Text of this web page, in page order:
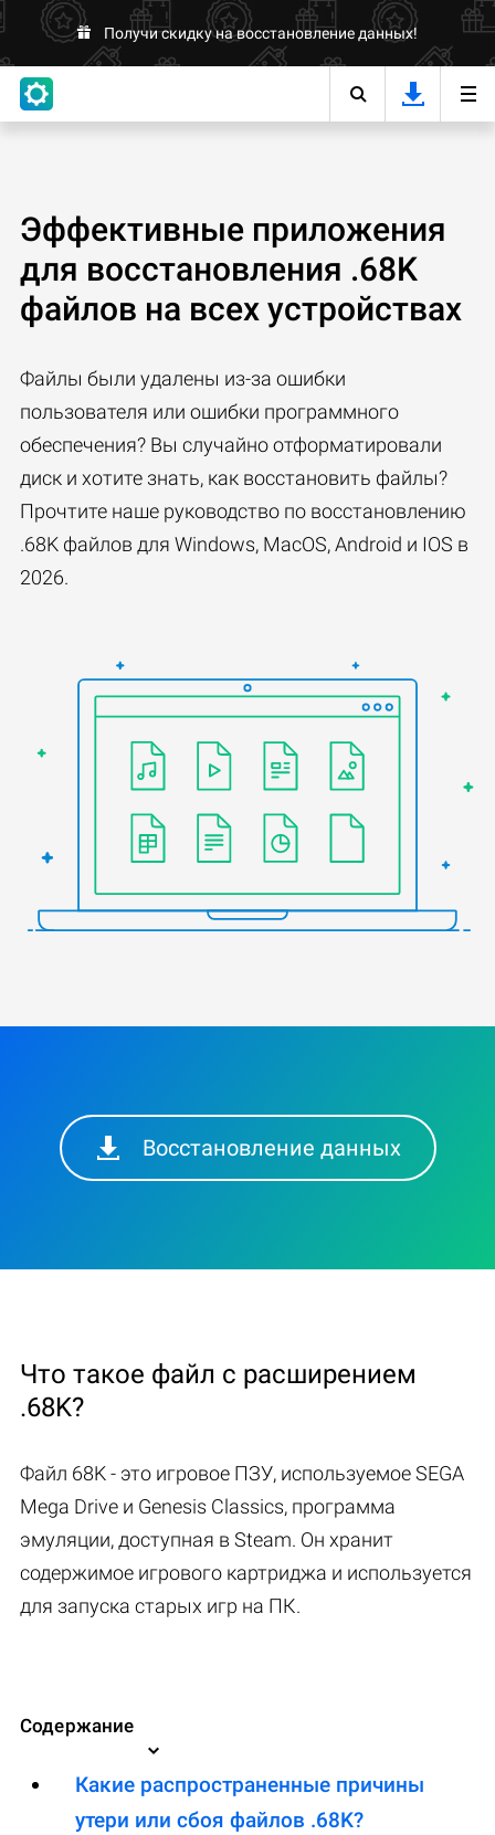
Получи скидку на восстановление данных!
Эффективные приложения
для восстановления .68K
файлов на всех устройствах
Файлы были удалены из-за ошибки
пользователя или ошибки программного
обеспечения? Вы случайно отформатировали
диск и хотите знать, как восстановить файлы?
Прочтите наше руководство по восстановлению
.68K файлов для Windows, MacOS, Android и IOS в
2026.
Восстановление данных
Что такое файл с расширением
.68K?
Файл 68K - это игровое ПЗУ, используемое SEGA
Mega Drive и Genesis Classics, программа
эмуляции, доступная в Steam. Он хранит
содержимое игрового картриджа и используется
для запуска старых игр на ПК.
Содержание
Какие распространенные причины
утери или сбоя файлов .68K?